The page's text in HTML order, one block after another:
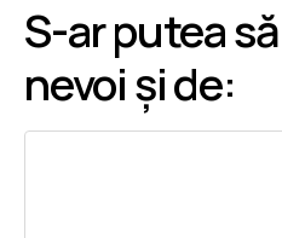
S-ar putea
nevoi și de: